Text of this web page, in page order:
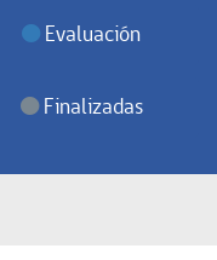
Evaluación
Finalizadas